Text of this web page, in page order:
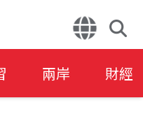
兩岸 財經